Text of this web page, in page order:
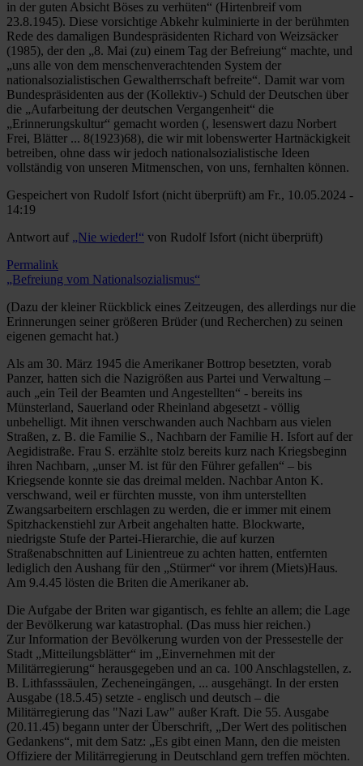
in der guten Absicht Böses zu verhüten“ (Hirtenbreif vom
23.8.1945). Diese vorsichtige Abkehr kulminierte in der berühmten
Rede des damaligen Bundespräsidenten Richard von Weizsäcker
(1985), der den „8. Mai (zu) einem Tag der Befreiung“ machte, und
„uns alle von dem menschenverachtenden System der
nationalsozialistischen Gewaltherrschaft befreite“. Damit war vom
Bundespräsidenten aus der (Kollektiv-) Schuld der Deutschen über
die „Aufarbeitung der deutschen Vergangenheit“ die
„Erinnerungskultur“ gemacht worden (, lesenswert dazu Norbert
Frei, Blätter ... 8(1923)68), die wir mit lobenswerter Hartnäckigkeit
betreiben, ohne dass wir jedoch nationalsozialistische Ideen
vollständig von unseren Mitmenschen, von uns, fernhalten können.
Gespeichert von Rudolf Isfort (nicht überprüft) am Fr., 10.05.2024 -
14:19
Antwort auf „Nie wieder!“ von Rudolf Isfort (nicht überprüft)
Permalink
„Befreiung vom Nationalsozialismus“
(Dazu der kleiner Rückblick eines Zeitzeugen, des allerdings nur die
Erinnerungen seiner größeren Brüder (und Recherchen) zu seinen
eigenen gemacht hat.)
Als am 30. März 1945 die Amerikaner Bottrop besetzten, vorab
Panzer, hatten sich die Nazigrößen aus Partei und Verwaltung –
auch „ein Teil der Beamten und Angestellten“ - bereits ins
Münsterland, Sauerland oder Rheinland abgesetzt - völlig
unbehelligt. Mit ihnen verschwanden auch Nachbarn aus vielen
Straßen, z. B. die Familie S., Nachbarn der Familie H. Isfort auf der
Aegidistraße. Frau S. erzählte stolz bereits kurz nach Kriegsbeginn
ihren Nachbarn, „unser M. ist für den Führer gefallen“ – bis
Kriegsende konnte sie das dreimal melden. Nachbar Anton K.
verschwand, weil er fürchten musste, von ihm unterstellten
Zwangsarbeitern erschlagen zu werden, die er immer mit einem
Spitzhackenstiehl zur Arbeit angehalten hatte. Blockwarte,
niedrigste Stufe der Partei-Hierarchie, die auf kurzen
Straßenabschnitten auf Linientreue zu achten hatten, entfernten
lediglich den Aushang für den „Stürmer“ vor ihrem (Miets)Haus.
Am 9.4.45 lösten die Briten die Amerikaner ab.
Die Aufgabe der Briten war gigantisch, es fehlte an allem; die Lage
der Bevölkerung war katastrophal. (Das muss hier reichen.)
Zur Information der Bevölkerung wurden von der Pressestelle der
Stadt „Mitteilungsblätter“ im „Einvernehmen mit der
Militärregierung“ herausgegeben und an ca. 100 Anschlagstellen, z.
B. Lithfasssäulen, Zecheneingängen, ... ausgehängt. In der ersten
Ausgabe (18.5.45) setzte - englisch und deutsch – die
Militärregierung das "Nazi Law" außer Kraft. Die 55. Ausgabe
(20.11.45) begann unter der Überschrift, „Der Wert des politischen
Gedankens“, mit dem Satz: „Es gibt einen Mann, den die meisten
Offiziere der Militärregierung in Deutschland gern treffen möchten.